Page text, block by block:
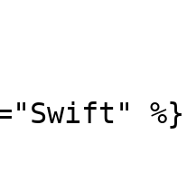
%}